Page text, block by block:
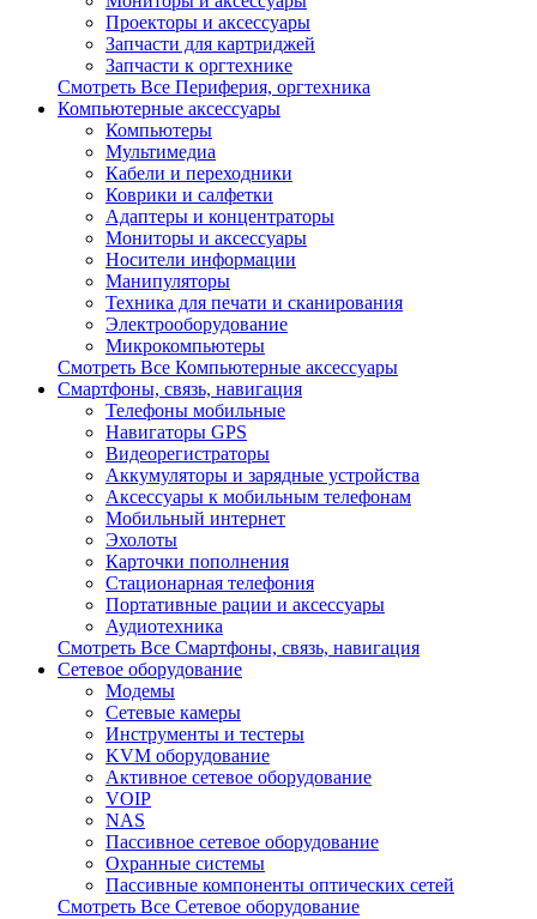
Проекторы и аксессуары
Запчасти для картриджей
Запчасти к оргтехнике
Смотреть Все Периферия, оргтехника
Компьютерные аксессуары
Компьютеры
Мультимедиа
Кабели и переходники
Коврики и салфетки
Адаптеры и концентраторы
Мониторы и аксессуары
Носители информации
Манипуляторы
Техника для печати и сканирования
Электрооборудование
Микрокомпьютеры
Смотреть Все Компьютерные аксессуары
Смартфоны, связь, навигация
Телефоны мобильные
Навигаторы GPS
Видеорегистраторы
Аккумуляторы и зарядные устройства
Аксессуары к мобильным телефонам
Мобильный интернет
Эхолоты
Карточки пополнения
Стационарная телефония
Портативные рации и аксессуары
Аудиотехника
Смотреть Все Смартфоны, связь, навигация
Сетевое оборудование
Модемы
Сетевые камеры
Инструменты и тестеры
KVM оборудование
Активное сетевое оборудование
VOIP
NAS
Пассивное сетевое оборудование
Охранные системы
Пассивные компоненты оптических сетей
Смотреть Все Сетевое оборудование